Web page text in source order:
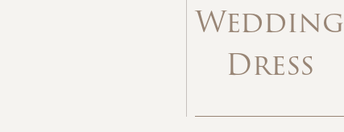
Wedding
Dress